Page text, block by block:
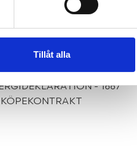
Tillåt alla
- 1687